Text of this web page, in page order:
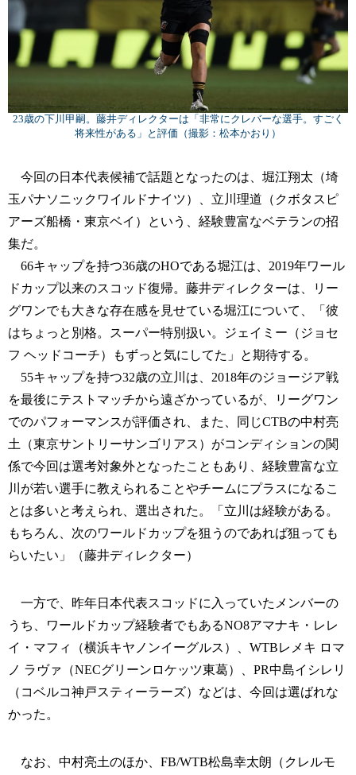
23歳の下川甲嗣。藤井ディレクターは「非常にクレバーな選手。すごく
将来性がある」と評価（撮影：松本かおり）
今回の日本代表候補で話題となったのは、堀江翔太（埼
玉パナソニックワイルドナイツ）、立川理道（クボタスピ
アーズ船橋・東京ベイ）という、経験豊富なベテランの招
集だ。
66キャップを持つ36歳のHOである堀江は、2019年ワール
ドカップ以来のスコッド復帰。藤井ディレクターは、リー
グワンでも大きな存在感を見せている堀江について、「彼
はちょっと別格。スーパー特別扱い。ジェイミー（ジョセ
フ ヘッドコーチ）もずっと気にしてた」と期待する。
55キャップを持つ32歳の立川は、2018年のジョージア戦
を最後にテストマッチから遠ざかっているが、リーグワン
でのパフォーマンスが評価され、また、同じCTBの中村亮
土（東京サントリーサンゴリアス）がコンディションの関
係で今回は選考対象外となったこともあり、経験豊富な立
川が若い選手に教えられることやチームにプラスになるこ
とは多いと考えられ、選出された。「立川は経験がある。
もちろん、次のワールドカップを狙うのであれば狙っても
らいたい」（藤井ディレクター）
一方で、昨年日本代表スコッドに入っていたメンバーの
うち、ワールドカップ経験者でもあるNO8アマナキ・レレ
イ・マフィ（横浜キヤノンイーグルス）、WTBレメキ ロマ
ノ ラヴァ（NECグリーンロケッツ東葛）、PR中島イシレリ
（コベルコ神戸スティーラーズ）などは、今回は選ばれな
かった。
なお、中村亮土のほか、FB/WTB松島幸太朗（クレルモ